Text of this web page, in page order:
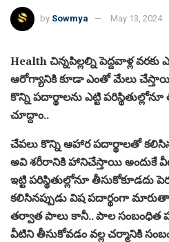
by Sowmya May 13, 2024
Health చిన్నపిల్లల్ని పెద్దవాళ్ల
ఆరోగ్యానికి కూడా ఎంతో మేలు
కొన్ని పదార్థాలను ఎట్టి
చూద్దాం..
చేపలు కొన్ని ఆహార పదార్థాలతో
అవి శరీరానికి హానిచేస్తాయి అందుకే
ఇట్టి పరిస్థితుల్లోనూ తీసుకోకూడదు
కలిసినప్పుడు విష పదార్థంగా
తర్వాత పాలు కానీ.. పాల సంబంధిత
వీటిని తీసుకోవడం వల్ల చర్మానికి